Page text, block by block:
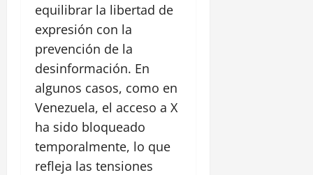
equilibrar la libertad de
expresión con la
prevención de la
desinformación. En
algunos casos, como en
Venezuela, el acceso a X
ha sido bloqueado
temporalmente, lo que
refleja las tensiones